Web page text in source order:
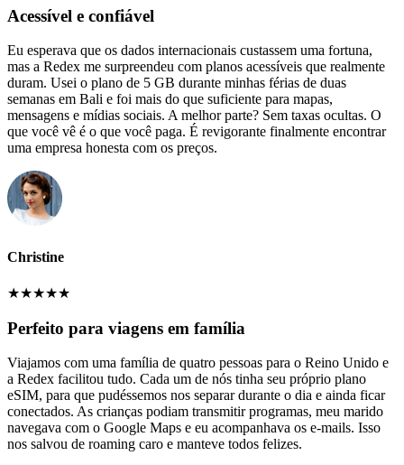
Acessível e confiável
Eu esperava que os dados internacionais custassem uma fortuna,
mas a Redex me surpreendeu com planos acessíveis que realmente
duram. Usei o plano de 5 GB durante minhas férias de duas
semanas em Bali e foi mais do que suficiente para mapas,
mensagens e mídias sociais. A melhor parte? Sem taxas ocultas. O
que você vê é o que você paga. É revigorante finalmente encontrar
uma empresa honesta com os preços.
Christine
★★★★★
Perfeito para viagens em família
Viajamos com uma família de quatro pessoas para o Reino Unido e
a Redex facilitou tudo. Cada um de nós tinha seu próprio plano
eSIM, para que pudéssemos nos separar durante o dia e ainda ficar
conectados. As crianças podiam transmitir programas, meu marido
navegava com o Google Maps e eu acompanhava os e-mails. Isso
nos salvou de roaming caro e manteve todos felizes.